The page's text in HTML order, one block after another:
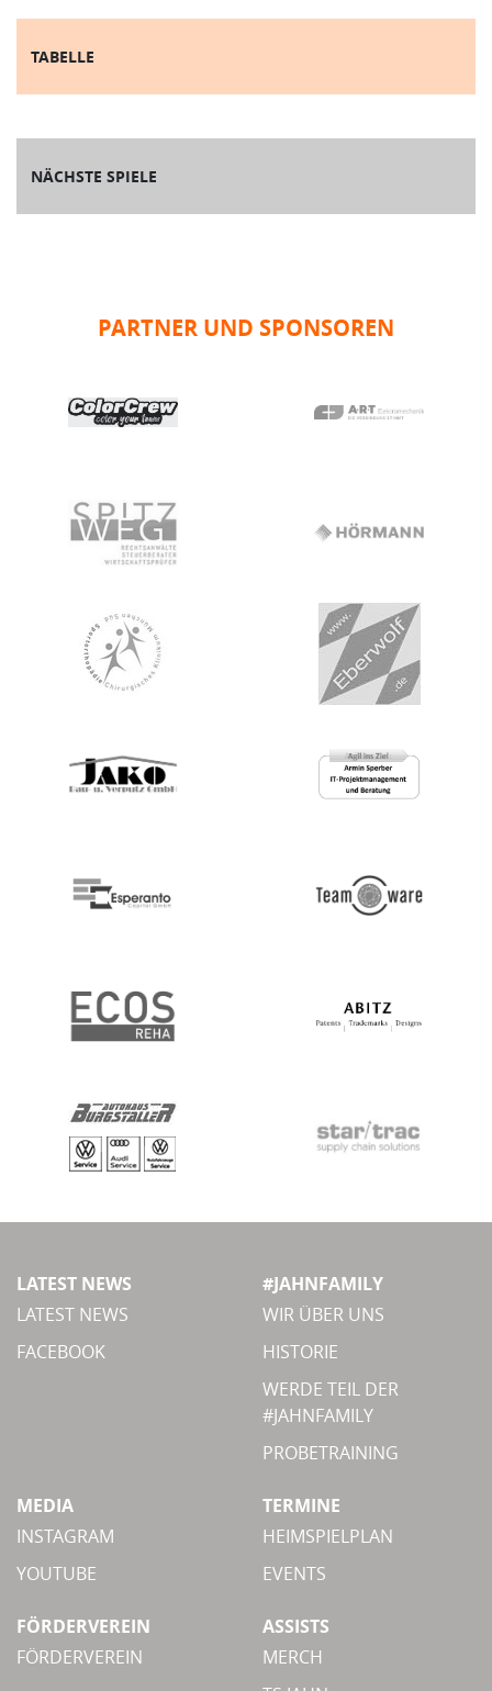
TABELLE
NÄCHSTE SPIELE
PARTNER UND SPONSOREN
LATEST NEWS
LATEST NEWS
FACEBOOK
#JAHNFAMILY
WIR ÜBER UNS
HISTORIE
WERDE TEIL DER
#JAHNFAMILY
PROBETRAINING
MEDIA
INSTAGRAM
YOUTUBE
TERMINE
HEIMSPIELPLAN
EVENTS
FÖRDERVEREIN
FÖRDERVEREIN
ASSISTS
MERCH